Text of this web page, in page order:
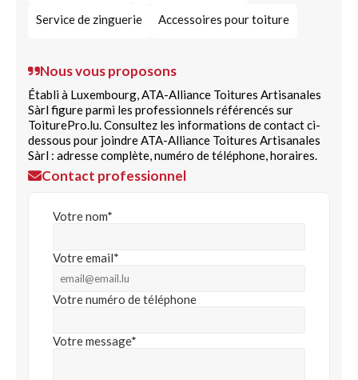
Service de zinguerie Accessoires pour toiture
Nous vous proposons
Établi à Luxembourg, ATA-Alliance Toitures Artisanales
Sàrl figure parmi les professionnels référencés sur
ToiturePro.lu. Consultez les informations de contact ci-
dessous pour joindre ATA-Alliance Toitures Artisanales
Sàrl : adresse complète, numéro de téléphone, horaires.
Contact professionnel
Votre nom*
Votre email*
Votre numéro de téléphone
Votre message*